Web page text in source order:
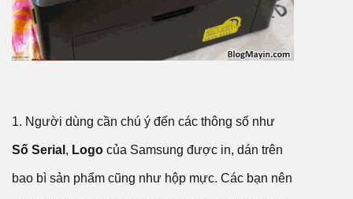
1. Người dùng cần chú ý đến các thông số như
Số Serial , Logo của Samsung được in, dán trên
bao bì sản phẩm cũng như hộp mực. Các bạn nên